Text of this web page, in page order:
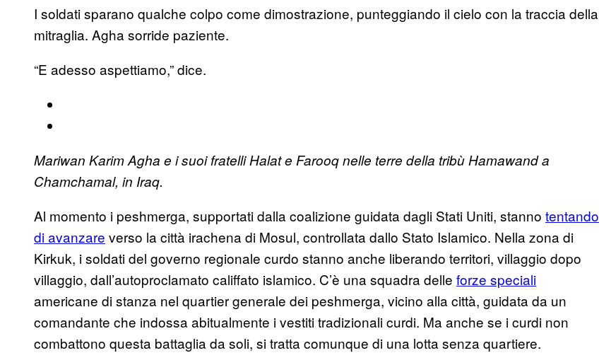
I soldati sparano qualche colpo come dimostrazione, punteggiando il cielo con la traccia della
mitraglia. Agha sorride paziente.
“E adesso aspettiamo,” dice.
Mariwan Karim Agha e i suoi fratelli Halat e Farooq nelle terre della tribù Hamawand a
Chamchamal, in Iraq.
Al momento i peshmerga, supportati dalla coalizione guidata dagli Stati Uniti, stanno tentando
di avanzare verso la città irachena di Mosul, controllata dallo Stato Islamico. Nella zona di
Kirkuk, i soldati del governo regionale curdo stanno anche liberando territori, villaggio dopo
villaggio, dall’autoproclamato califfato islamico. C’è una squadra delle forze speciali
americane di stanza nel quartier generale dei peshmerga, vicino alla città, guidata da un
comandante che indossa abitualmente i vestiti tradizionali curdi. Ma anche se i curdi non
combattono questa battaglia da soli, si tratta comunque di una lotta senza quartiere.